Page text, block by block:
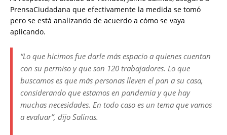
PrensaCiudadana que efectivamente la medida se tomó
pero se está analizando de acuerdo a cómo se vaya
aplicando.
“Lo que hicimos fue darle más espacio a quienes cuentan
con su permiso y que son 120 trabajadores. Lo que
buscamos es que más personas lleven el pan a su casa,
considerando que estamos en pandemia y que hay
muchas necesidades. En todo caso es un tema que vamos
a evaluar”, dijo Salinas.